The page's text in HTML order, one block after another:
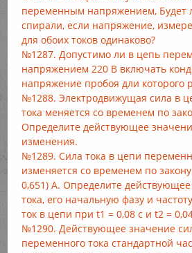
переменным напряжением, Будет
спирали, если напряжение,
для обоих токов одинаково?
№1287. Допустимо ли в цепь
напряжением 220 В включать
напряжение пробоя дли которого
№1288. Электродвижущая сила в
тока меняется со временем по
Определите действующее
изменения.
№1289. Сила тока в цепи
изменяется со временем по
0,651) А. Определите
тока, его начальную фазу и
ток в цепи при t1 = 0,08 с и t2 =
№1290. Действующее значение
переменного тока стандартной